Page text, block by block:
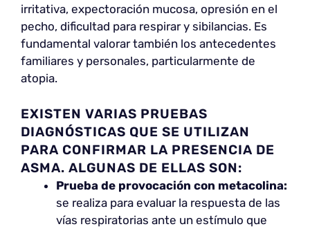
irritativa, expectoración mucosa, opresión en el
pecho, dificultad para respirar y sibilancias. Es
fundamental valorar también los antecedentes
familiares y personales, particularmente de
atopia.
EXISTEN VARIAS PRUEBAS
DIAGNÓSTICAS QUE SE UTILIZAN
PARA CONFIRMAR LA PRESENCIA DE
ASMA. ALGUNAS DE ELLAS SON:
Prueba de provocación con metacolina:
se realiza para evaluar la respuesta de las
vías respiratorias ante un estímulo que